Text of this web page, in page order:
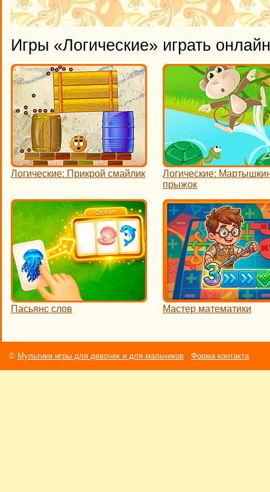
Игры «Логические» играть онлайн
Логические: Прикрой смайлик
Логические:
прыжок
Пасьянс слов Мастер математики
© Мультики игры для девочек и для мальчиков Форма контакта